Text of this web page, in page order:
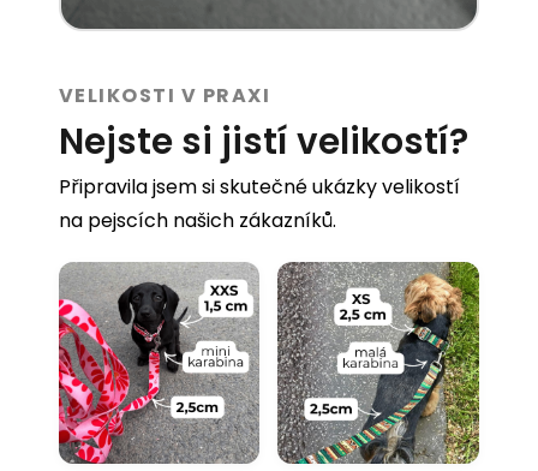
VELIKOSTI V PRAXI
Nejste si jistí velikostí?
Připravila jsem si skutečné ukázky velikostí
na pejscích našich zákazníků.